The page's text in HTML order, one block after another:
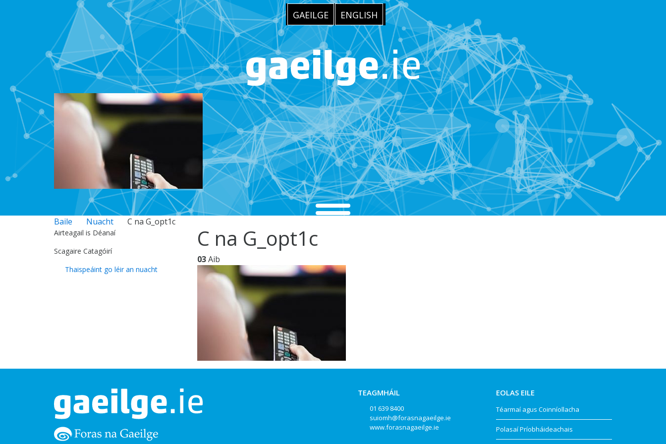
GAEILGE ENGLISH
Baile Nuacht C na G_opt1c
C na G_opt1c
03Aib
Airteagail is Déanaí
Scagaire Catagóirí
Thaispeáint go léir an nuacht
TEAGMHÁIL
01 639 8400
suiomh@forasnagaeilge.ie
www.forasnagaeilge.ie
EOLAS EILE
Téarmaí agus Coinníollacha
Polasaí Príobháideachais